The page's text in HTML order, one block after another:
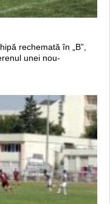
rechemată în „B”,
unei nou-